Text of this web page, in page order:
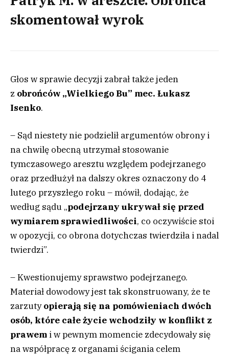
skomentował wyrok
Głos w sprawie decyzji zabrał także jeden
z obrońców „Wielkiego Bu” mec. Łukasz
Isenko.
– Sąd niestety nie podzielił argumentów obrony i
na chwilę obecną utrzymał stosowanie
tymczasowego aresztu względem podejrzanego
oraz przedłużył na dalszy okres oznaczony do 4
lutego przyszłego roku – mówił, dodając, że
według sądu „podejrzany ukrywał się przed
wymiarem sprawiedliwości, co oczywiście stoi
w opozycji, co obrona dotychczas twierdziła i nadal
twierdzi”.
– Kwestionujemy sprawstwo podejrzanego.
Materiał dowodowy jest tak skonstruowany, że te
zarzutyopierają się na pomówieniach dwóch
osób, które całe życie wchodziły w konflikt z
prawem i w pewnym momencie zdecydowały się
na współpracę z organami ścigania celem